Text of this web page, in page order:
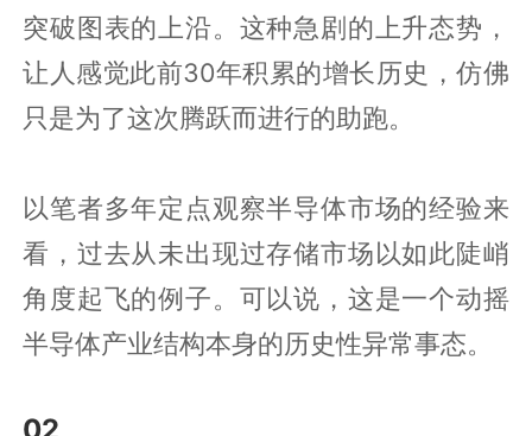
突破图表的上沿。这种急剧的上升态势，
让人感觉此前30年积累的增长历史，仿佛
只是为了这次腾跃而进行的助跑。
以笔者多年定点观察半导体市场的经验来
看，过去从未出现过存储市场以如此陡峭
角度起飞的例子。可以说，这是一个动摇
半导体产业结构本身的历史性异常事态。